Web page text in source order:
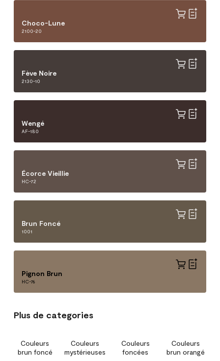
Choco-Lune
2100-20
Fève Noire
2130-10
Wengé
AF-180
Écorce Vieillie
HC-72
Brun Foncé
1001
Pignon Brun
HC-76
Plus de categories
Couleurs
brun foncé
Couleurs
mystérieuses
Couleurs
foncées
Couleurs
brun orangé